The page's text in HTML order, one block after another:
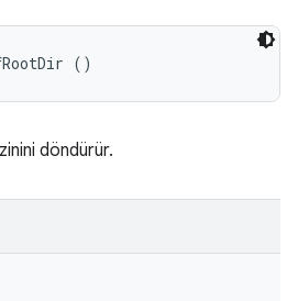
()
döndürür.